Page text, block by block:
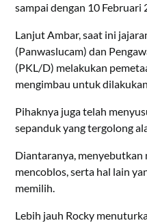
sampai dengan 10 Februari
Lanjut Ambar, saat ini
(Panwaslucam) dan
(PKL/D) melakukan
mengimbau untuk
Pihaknya juga telah
sepanduk yang tergolong
Diantaranya, menyebutkan
mencoblos, serta hal lain
memilih.
Lebih jauh Rocky